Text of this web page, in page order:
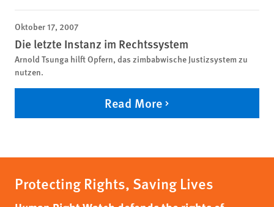
Oktober 17, 2007
Die letzte Instanz im Rechtssystem
Arnold Tsunga hilft Opfern, das zimbabwische Justizsystem zu
nutzen.
Read More
Protecting Rights, Saving Lives